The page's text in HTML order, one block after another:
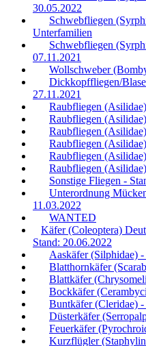
30.05.2022
Schwebfliegen
Unterfamilien
Schwebfliegen
07.11.2021
Wollschweber
Dickkopffliegen/
27.11.2021
Raubfliegen
Raubfliegen
Raubfliegen
Raubfliegen
Raubfliegen
Raubfliegen
Sonstige Fliegen -
Unterordnung
11.03.2022
WANTED
Käfer (Coleoptera)
Stand: 20.06.2022
Aaskäfer (Silphidae)
Blatthornkäfer
Blattkäfer
Bockkäfer
Buntkäfer (Cleridae)
Düsterkäfer
Feuerkäfer
Kurzflügler